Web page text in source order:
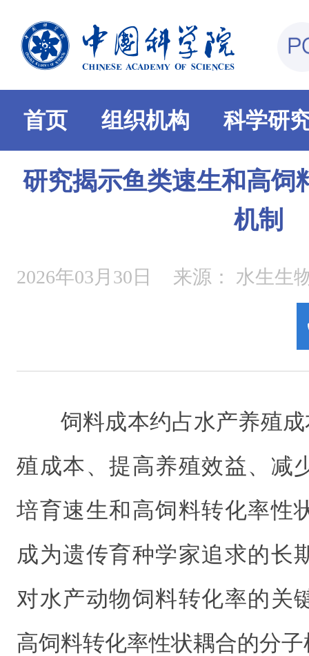
首页 组织机构 科学研
研究揭示鱼类速生和高饲
机制
2026年03月30日 来源： 水生生
饲料成本约占水产养殖
殖成本、提高养殖效益、减
培育速生和高饲料转化率性
成为遗传育种学家追求的长
对水产动物饲料转化率的关
高饲料转化率性状耦合的分